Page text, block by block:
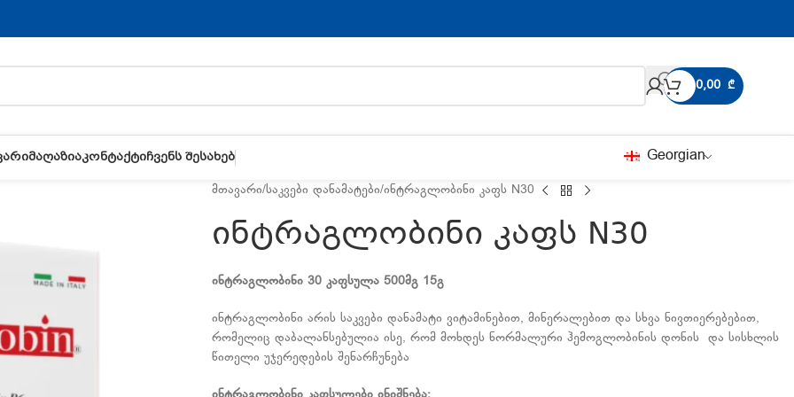
0,00 ₾
ᲛᲐᲦᲐᲖᲘᲐᲙᲝᲜᲢᲐᲥᲢᲘᲩᲕᲔᲜᲡ ᲨᲔᲡᲐᲮᲔᲑ Georgian
მთავარი საკვები დანამატები ინტრაგლობინი კაფს N30
ინტრაგლობინი კაფს N30
ინტრაგლობინი 30 კაფსულა 500მგ 15გ
ინტრაგლობინი არის საკვები დანამატი ვიტამინებით, მინერალებით და სხვა ნივთიერებებით,
რომელიც დაბალანსებულია ისე, რომ მოხდეს ნორმალური ჰემოგლობინის დონის და სისხლის
წითელი უჯერედების შენარჩუნება